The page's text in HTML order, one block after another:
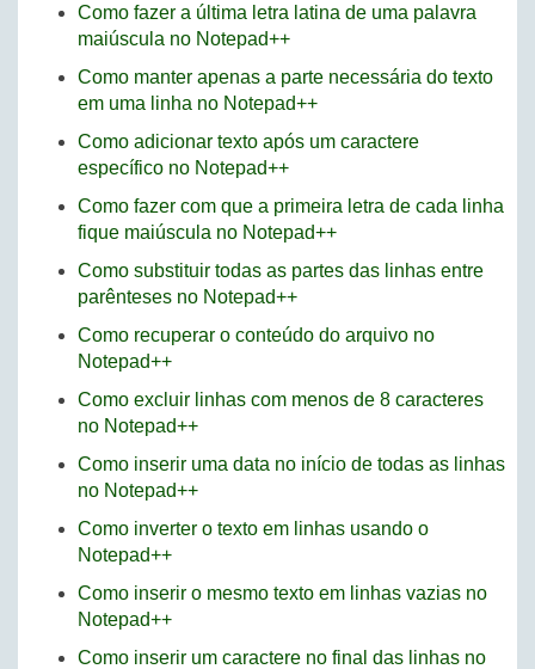
Como fazer a última letra latina de uma palavra
maiúscula no Notepad++
Como manter apenas a parte necessária do texto
em uma linha no Notepad++
Como adicionar texto após um caractere
específico no Notepad++
Como fazer com que a primeira letra de cada linha
fique maiúscula no Notepad++
Como substituir todas as partes das linhas entre
parênteses no Notepad++
Como recuperar o conteúdo do arquivo no
Notepad++
Como excluir linhas com menos de 8 caracteres
no Notepad++
Como inserir uma data no início de todas as linhas
no Notepad++
Como inverter o texto em linhas usando o
Notepad++
Como inserir o mesmo texto em linhas vazias no
Notepad++
Como inserir um caractere no final das linhas no